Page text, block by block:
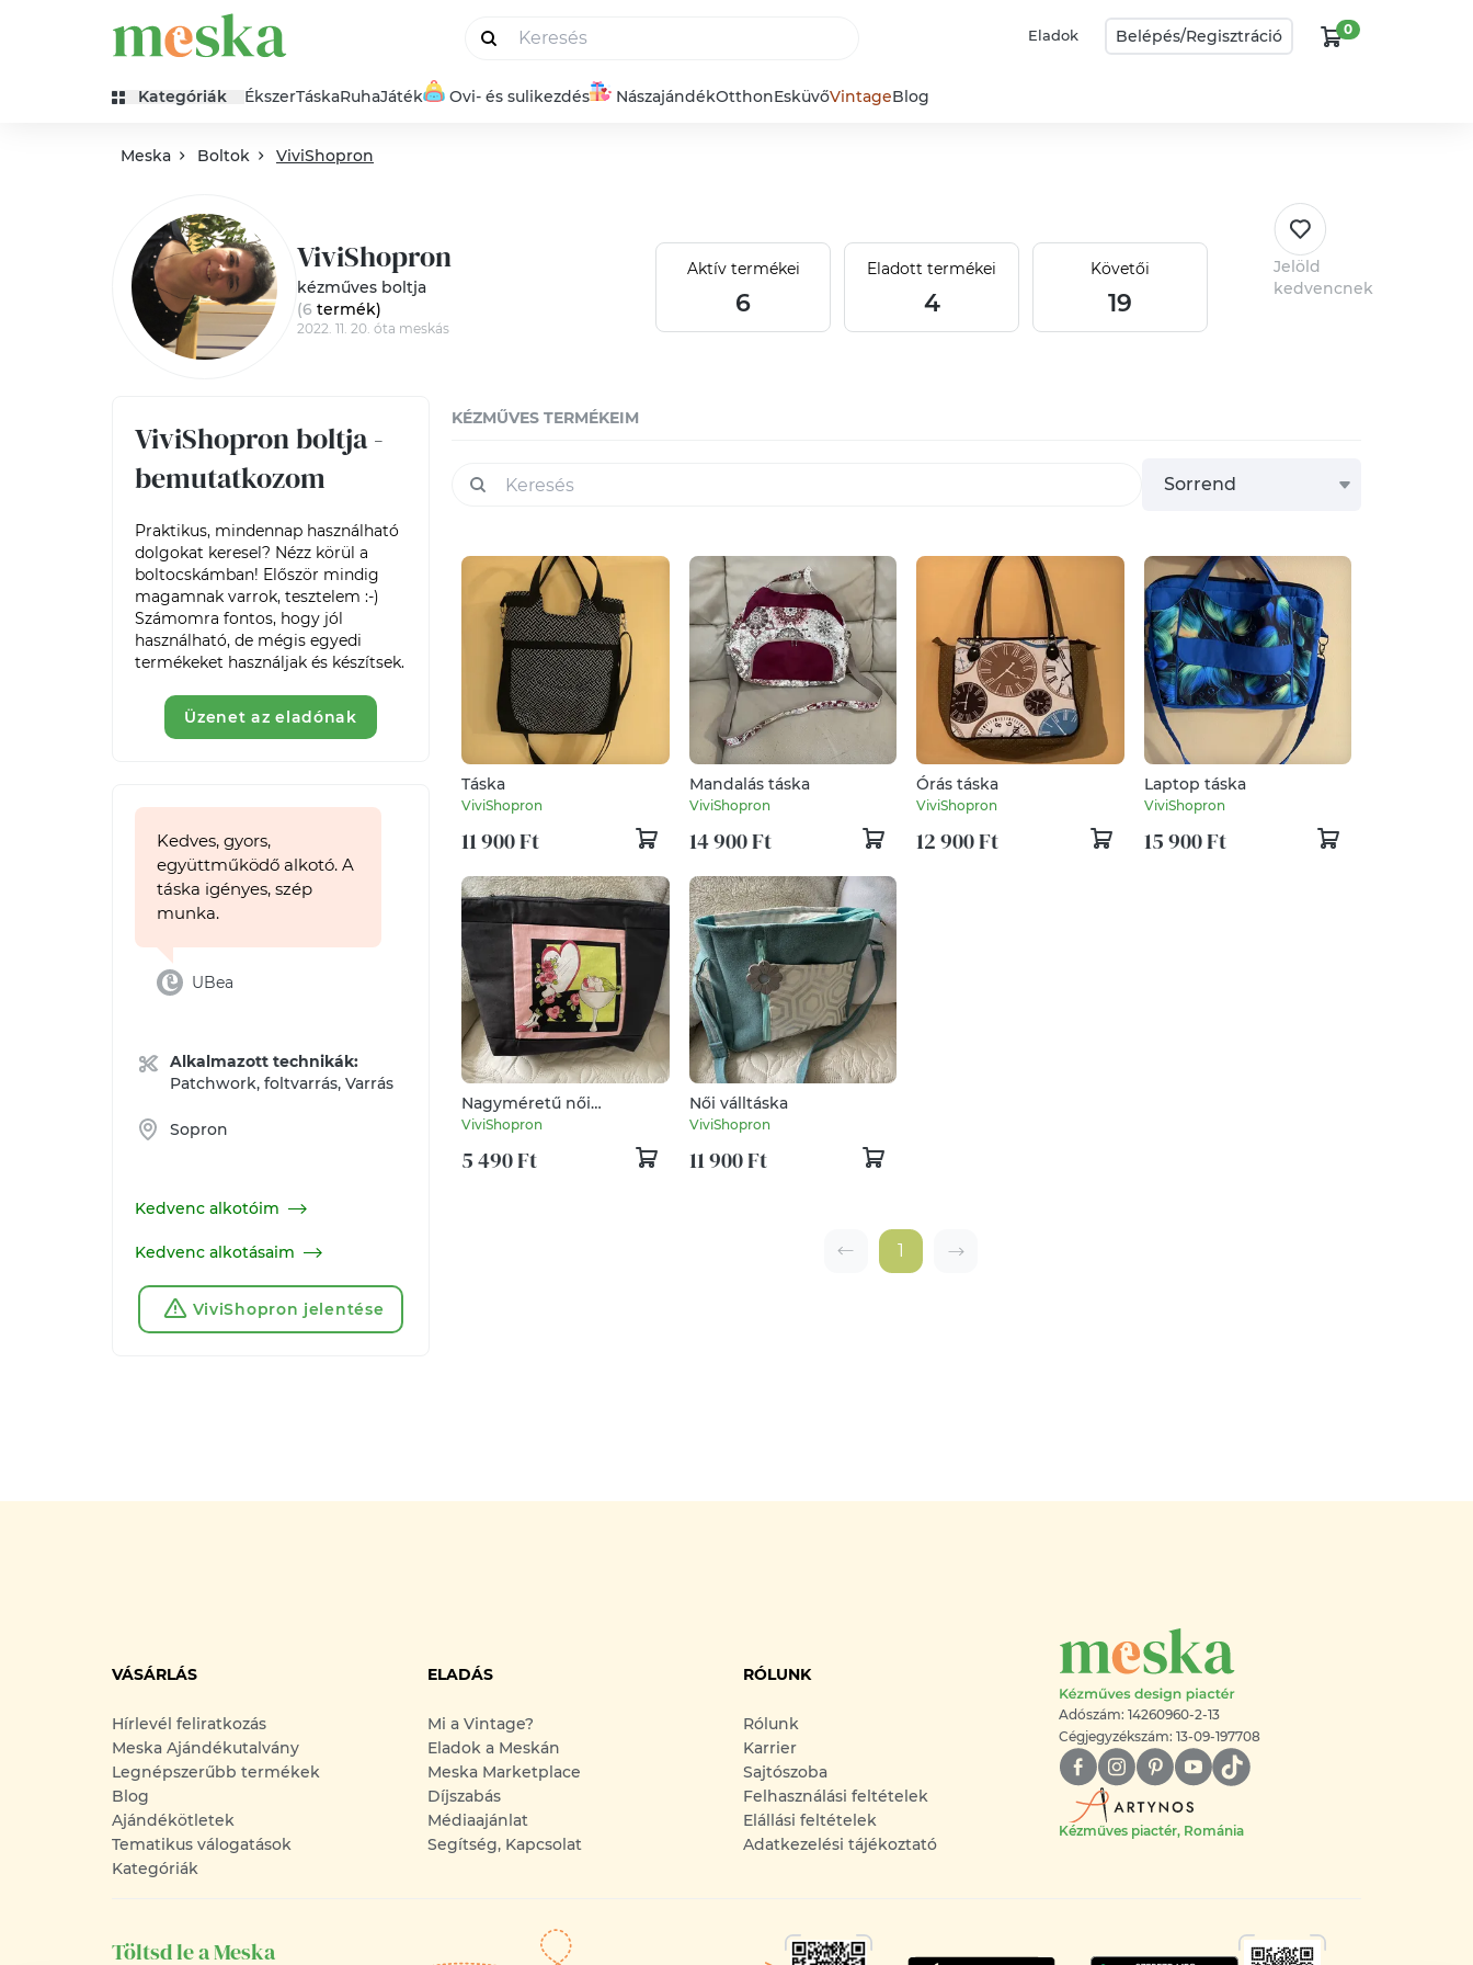
Eladok Belépés/Regisztráció 0
Kategóriák ÉkszerTáskaRuhaJáték Ovi- és sulikezdés NászajándékOtthonEsküvőVintageBlog
Meska Boltok ViviShopron
ViviShopron
kézműves boltja
(6 termék)
2022. 11. 20. óta meskás
Aktív termékei
6
Eladott termékei
4
Követői
19
Jelöld
kedvencnek
ViviShopron boltja -
bemutatkozom
Praktikus, mindennap használható
dolgokat keresel? Nézz körül a
boltocskámban! Először mindig
magamnak varrok, tesztelem :-)
Számomra fontos, hogy jól
használható, de mégis egyedi
Üzenet az eladónak
Kedves, gyors,
együttműködő alkotó. A
táska igényes, szép
munka.
UBea
Alkalmazott technikák:
Patchwork, foltvarrás, Varrás
Sopron
Kedvenc alkotóim
Kedvenc alkotásaim
ViviShopron jelentése
KÉZMŰVES TERMÉKEIM
Sorrend
Táska
ViviShopron
11 900 Ft
Mandalás táska
ViviShopron
14 900 Ft
Órás táska
ViviShopron
12 900 Ft
Laptop táska
ViviShopron
15 900 Ft
Nagyméretű női
neszesszer
ViviShopron
5 490 Ft
Női válltáska
ViviShopron
11 900 Ft
1
VÁSÁRLÁS
Hírlevél feliratkozás
Meska Ajándékutalvány
Legnépszerűbb termékek
Blog
Ajándékötletek
Tematikus válogatások
Kategóriák
ELADÁS
Mi a Vintage?
Eladok a Meskán
Meska Marketplace
Díjszabás
Médiaajánlat
Segítség, Kapcsolat
RÓLUNK
Rólunk
Karrier
Sajtószoba
Felhasználási feltételek
Elállási feltételek
Adatkezelési tájékoztató
Adószám: 14260960-2-13
Cégjegyzékszám: 13-09-197708
Kézműves piactér, Románia
Töltsd le a Meska